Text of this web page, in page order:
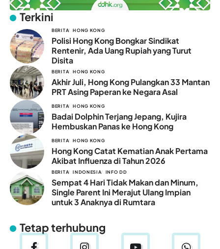
Terkini
BERITA HONG KONG
Polisi Hong Kong Bongkar Sindikat
Rentenir, Ada Uang Rupiah yang Turut
Disita
BERITA HONG KONG
Akhir Juli, Hong Kong Pulangkan 33 Mantan
PRT Asing Paperan ke Negara Asal
BERITA HONG KONG
Badai Dolphin Terjang Jepang, Kujira
Hembuskan Panas ke Hong Kong
BERITA HONG KONG
Hong Kong Catat Kematian Anak Pertama
Akibat Influenza di Tahun 2026
BERITA INDONESIA INFO DD
Sempat 4 Hari Tidak Makan dan Minum,
Single Parent Ini Merajut Ulang Impian
untuk 3 Anaknya di Rumtara
Tetap terhubung